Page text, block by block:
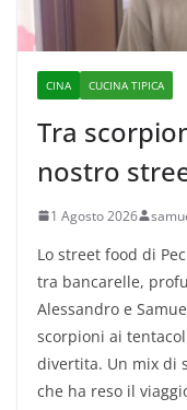
CINA CUCINA TIPICA
Tra
nostro
1 Agosto 2026
Lo street food di
tra bancarelle,
Alessandro e
scorpioni ai
divertita. Un mix di
che ha reso il